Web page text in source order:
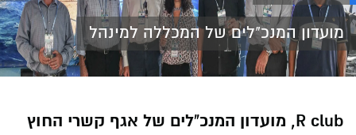
מועדון המנכ"לים של המכללה למינהל
R club, מועדון המנכ"לים של אגף קשרי החוץ